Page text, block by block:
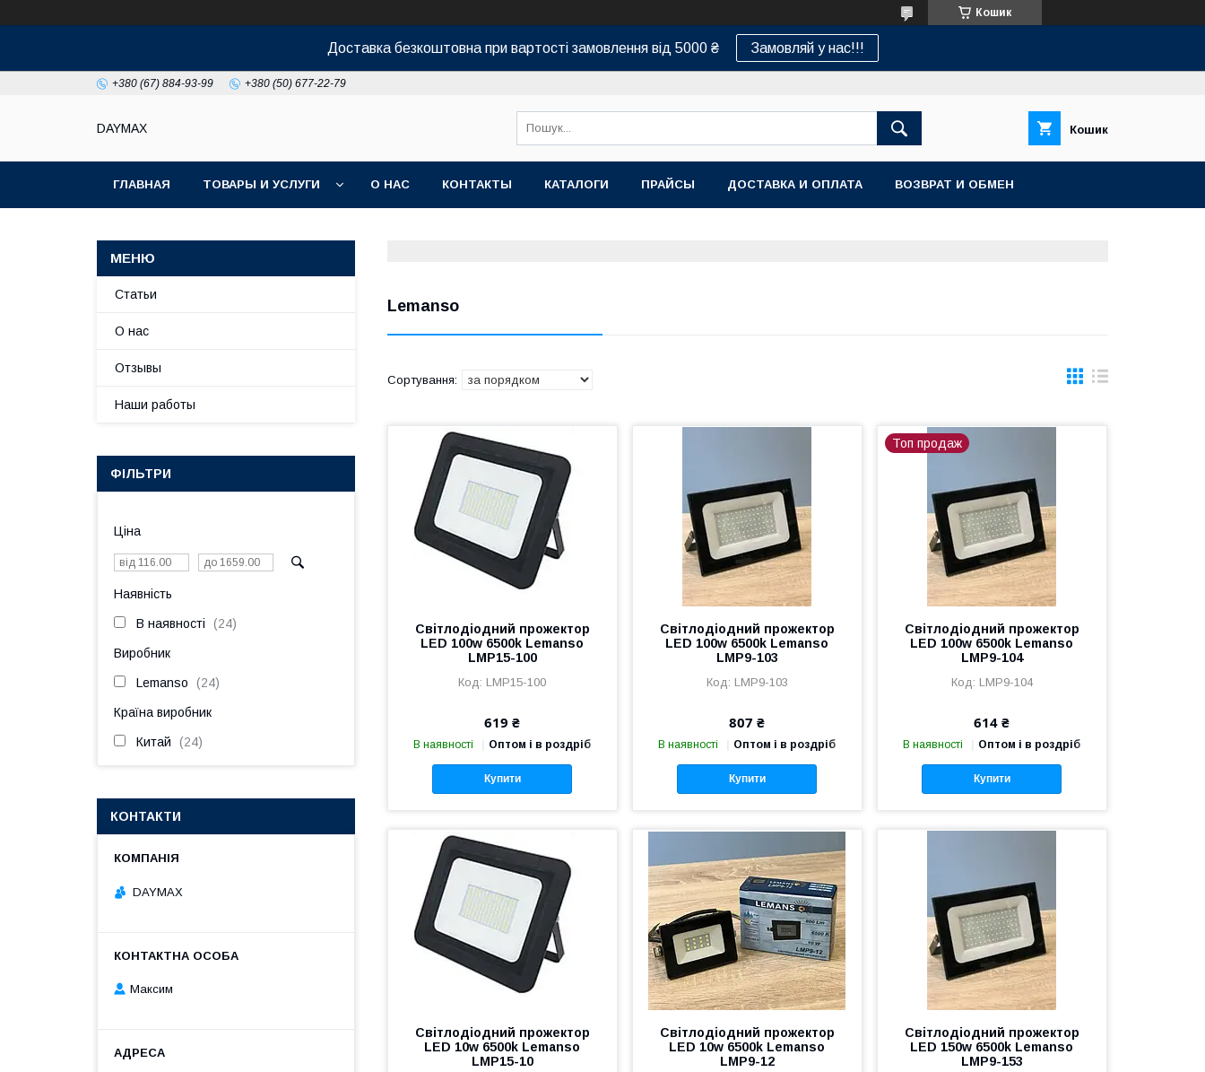
Кошик
Доставка безкоштовна при вартості замовлення від 5000 ₴ Замовляй у нас!!!
+380 (67) 884-93-99 +380 (50) 677-22-79
DAYMAX Кошик
ГЛАВНАЯ ТОВАРЫ И УСЛУГИ О НАС КОНТАКТЫ КАТАЛОГИ ПРАЙСЫ ДОСТАВКА И ОПЛАТА ВОЗВРАТ И ОБМЕН
Lemanso
Світлодіодний прожектор
LED 100w 6500k Lemanso
LMP15-100
LMP15-100
619 ₴
В наявності Оптом і в роздріб
Купити
Світлодіодний прожектор
LED 100w 6500k Lemanso
LMP9-103
LMP9-103
807 ₴
В наявності Оптом і в роздріб
Купити
Топ продаж
Світлодіодний прожектор
LED 100w 6500k Lemanso
LMP9-104
LMP9-104
614 ₴
В наявності Оптом і в роздріб
Купити
Світлодіодний прожектор
LED 10w 6500k Lemanso
LMP15-10
Світлодіодний прожектор
LED 10w 6500k Lemanso
LMP9-12
Світлодіодний прожектор
LED 150w 6500k Lemanso
LMP9-153
Статьи
О нас
Отзывы
Наши работы
ФІЛЬТРИ
Ціна
Наявність
В наявності 24
Виробник
Lemanso 24
Країна виробник
Китай 24
КОНТАКТИ
DAYMAX
Максим